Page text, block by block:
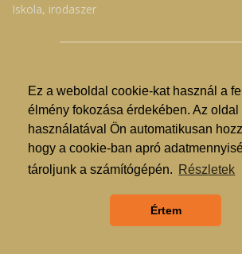
Ez a weboldal cookie-kat használ a
élmény fokozása érdekében. Az oldal
használatával Ön automatikusan
hogy a cookie-ban apró
tároljunk a számítógépén. Részletek
Értem
Iskola, irodaszer
© Nyíregyházi Kosár Közösség
Hogyan lehet vásárolni?
GDPR
ÁSZF